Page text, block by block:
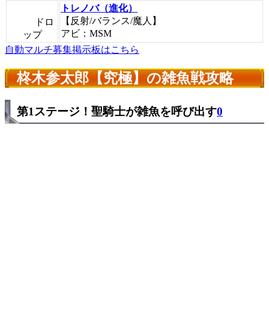
ドロ
ップ
トレノバ（進化）
【反射/バランス/魔人】
アビ：MSM
自動マルチ募集掲示板はこちら
柊木参太郎【究極】の雑魚戦攻略
第1ステージ！聖騎士が雑魚を呼び出す0